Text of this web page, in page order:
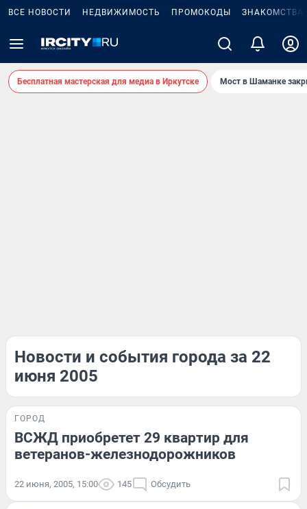
ВСЕ НОВОСТИ НЕДВИЖИМОСТЬ ПРОМОКОДЫ ЗНАКОМСТВА
Бесплатная мастерская для медиа в Иркутске Мост в Шаманке
Новости и события города за 22
июня 2005
ГОРОД
ВСЖД приобретет 29 квартир для
ветеранов-железнодорожников
22 июня, 2005, 15:00 145 Обсудить